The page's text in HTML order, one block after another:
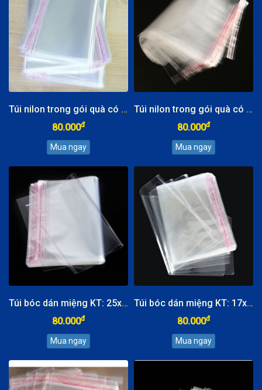
Túi nilon trong gói quà có dán miệng, kích thước 35x50cm
80.000đ
Túi nilon trong gói quà có dán miệng, kích thước 30x40cm
80.000đ
Túi bóc dán miệng KT: 25x35cm
80.000đ
Túi bóc dán miệng KT: 17x24cm
80.000đ